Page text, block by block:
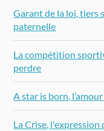
Garant de la loi, tiers
paternelle
La compétition
perdre
A star is born,
La Crise, l'expression